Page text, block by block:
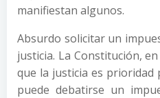
manifiestan algunos.
Absurdo solicitar un
justicia. La Constitución,
que la justicia es prioridad
puede debatirse un